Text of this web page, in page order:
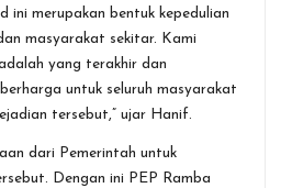
ini merupakan bentuk kepedulian
masyarakat sekitar. Kami
yang terakhir dan
untuk seluruh masyarakat
tersebut,” ujar Hanif.
dari Pemerintah untuk
Dengan ini PEP Ramba